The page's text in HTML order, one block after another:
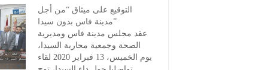
التوقيع على ميثاق “من أجل
مدينة فاس بدون سيدا”
عقد مجلس مدينة فاس ومديرية
الصحة وجمعية محاربة السيدا،
يوم الخميس، 13 فبراير 2020 لقاء